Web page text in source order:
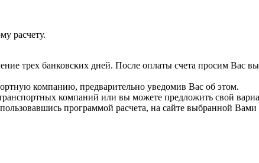
расчету.
трех банковских дней. После оплаты счета просим Вас
компанию, предварительно уведомив Вас об этом.
компаний или вы можете предложить свой
программой расчета, на сайте выбранной